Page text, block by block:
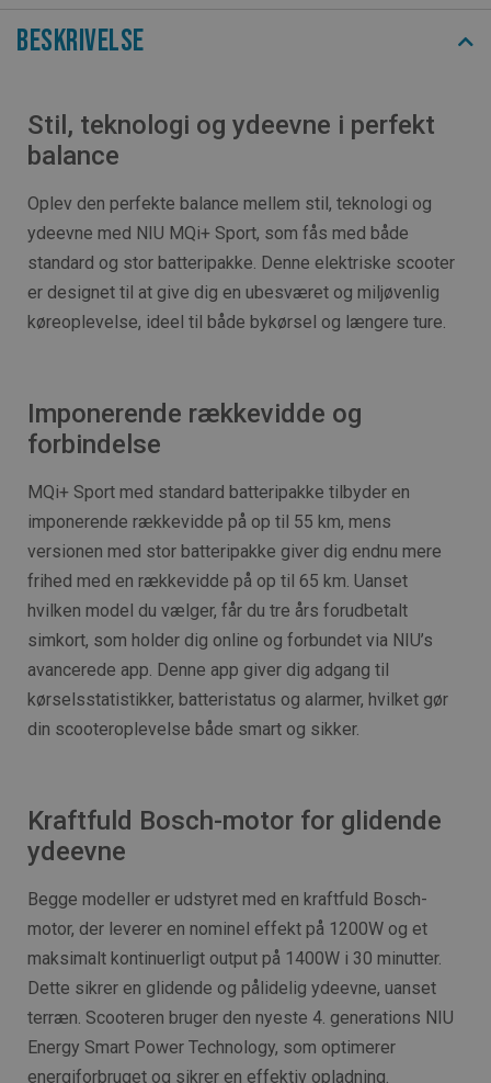
Beskrivelse
Stil, teknologi og ydeevne i perfekt
balance
Oplev den perfekte balance mellem stil, teknologi og
ydeevne med NIU MQi+ Sport, som fås med både
standard og stor batteripakke. Denne elektriske scooter
er designet til at give dig en ubesværet og miljøvenlig
køreoplevelse, ideel til både bykørsel og længere ture.
Imponerende rækkevidde og
forbindelse
MQi+ Sport med standard batteripakke tilbyder en
imponerende rækkevidde på op til 55 km, mens
versionen med stor batteripakke giver dig endnu mere
frihed med en rækkevidde på op til 65 km. Uanset
hvilken model du vælger, får du tre års forudbetalt
simkort, som holder dig online og forbundet via NIU’s
avancerede app. Denne app giver dig adgang til
kørselsstatistikker, batteristatus og alarmer, hvilket gør
din scooteroplevelse både smart og sikker.
Kraftfuld Bosch-motor for glidende
ydeevne
Begge modeller er udstyret med en kraftfuld Bosch-
motor, der leverer en nominel effekt på 1200W og et
maksimalt kontinuerligt output på 1400W i 30 minutter.
Dette sikrer en glidende og pålidelig ydeevne, uanset
terræn. Scooteren bruger den nyeste 4. generations NIU
Energy Smart Power Technology, som optimerer
energiforbruget og sikrer en effektiv opladning.